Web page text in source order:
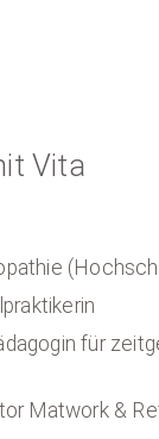
Vita
für
Matwork &